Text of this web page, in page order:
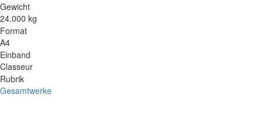
Gewicht
24.000 kg
Format
A4
Einband
Classeur
Rubrik
Gesamtwerke